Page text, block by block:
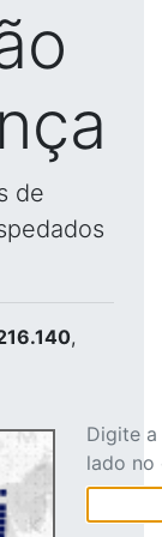
de
,
Digite
lado no